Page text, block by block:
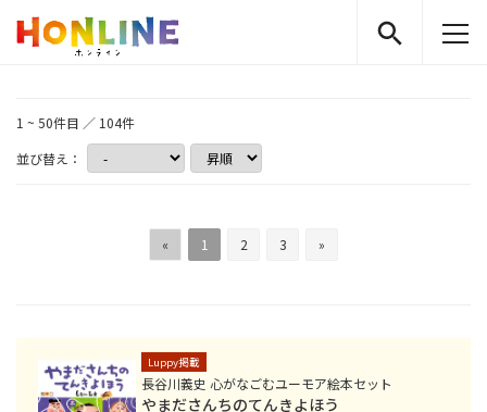
並び替え：
1 ~ 50件目 ／ 104件
« 1 2 3 »
Luppy掲載
長谷川義史 心がなごむユーモア絵本セット
やまださんちのてんきよほう